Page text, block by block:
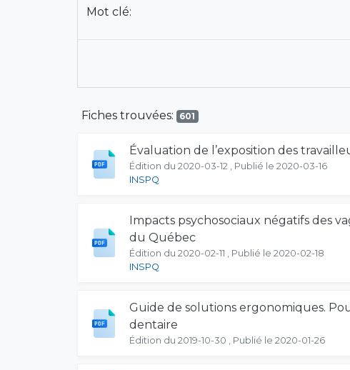
Mot clé:
Fiches trouvées: 601
Évaluation de l’exposition des
Édition du 2020-03-12 , Publié le 2020-03-16
INSPQ
Impacts psychosociaux négatifs des
du Québec
Édition du 2020-02-11 , Publié le 2020-02-18
INSPQ
Guide de solutions ergonomiques.
dentaire
Édition du 2019-10-30 , Publié le 2020-01-26